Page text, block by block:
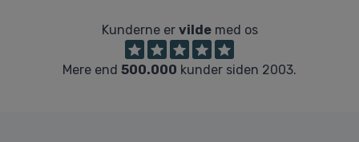
Kunderne er vildemed os
Mere end 500.000 kunder siden 2003.